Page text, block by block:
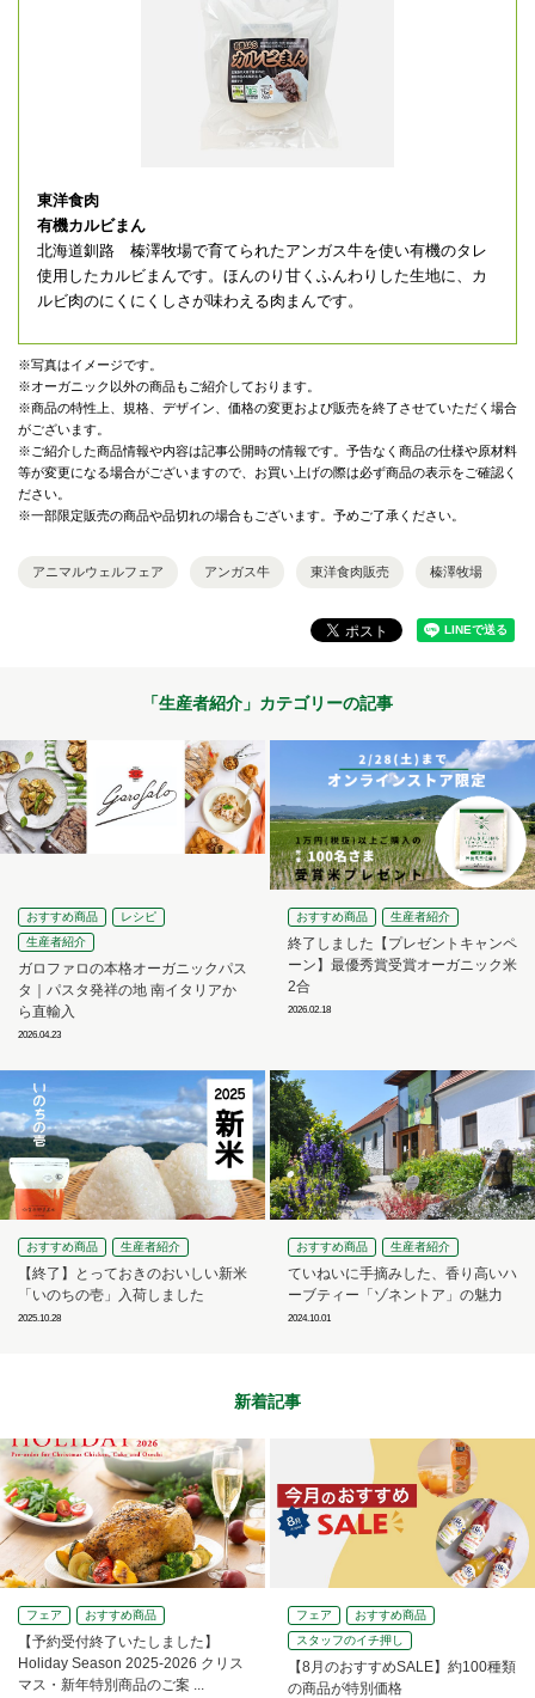
東洋食肉
有機カルビまん
北海道釧路 榛澤牧場で育てられたアンガス牛を使い有機のタレ
使用したカルビまんです。ほんのり甘くふんわりした生地に、カ
ルビ肉のにくにくしさが味わえる肉まんです。
※写真はイメージです。
※オーガニック以外の商品もご紹介しております。
※商品の特性上、規格、デザイン、価格の変更および販売を終了させていただく場合
がございます。
※ご紹介した商品情報や内容は記事公開時の情報です。予告なく商品の仕様や原材料
等が変更になる場合がございますので、お買い上げの際は必ず商品の表示をご確認く
ださい。
※一部限定販売の商品や品切れの場合もございます。予めご了承ください。
アニマルウェルフェア アンガス牛 東洋食肉販売 榛澤牧場
「生産者紹介 」カテゴリーの記事
おすすめ商品
レシピ
生産者紹介
ガロファロの本格オーガニックパス
タ｜パスタ発祥の地 南イタリアか
ら直輸入
2026.04.23
おすすめ商品 生産者紹介
終了しました【プレゼントキャンペ
ーン】最優秀賞受賞オーガニック米
2合
2026.02.18
おすすめ商品 生産者紹介
【終了】とっておきのおいしい新米
「いのちの壱」入荷しました
2025.10.28
おすすめ商品 生産者紹介
ていねいに手摘みした、香り高いハ
ーブティー「ゾネントア」の魅力
2024.10.01
新着記事
フェア おすすめ商品
【予約受付終了いたしました】
Holiday Season 2025-2026 クリス
マス・新年特別商品のご案 ...
フェア
おすすめ商品
スタッフのイチ押し
【8月のおすすめSALE】約100種類
の商品が特別価格